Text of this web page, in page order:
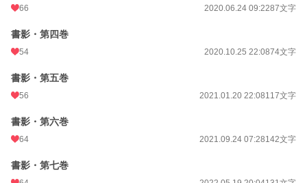
66 2020.06.24 09:2287文字
書影・第四巻
54 2020.10.25 22:0874文字
書影・第五巻
56 2021.01.20 22:08117文字
書影・第六巻
64 2021.09.24 07:28142文字
書影・第七巻